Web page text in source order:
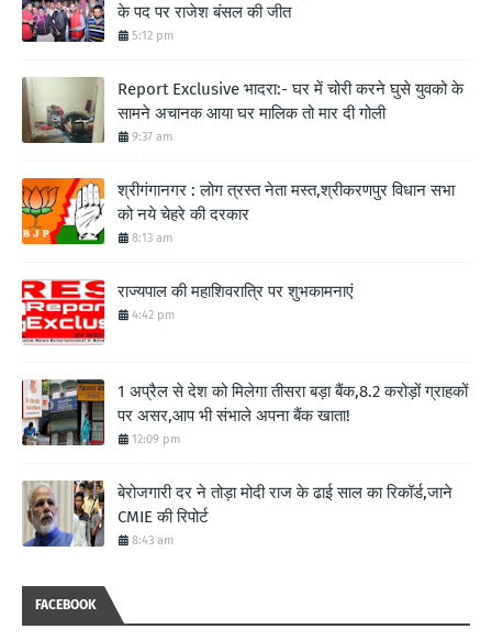
के पद पर राजेश बंसल की जीत
5:12 pm
Report Exclusive भादरा:- घर में चोरी करने घुसे युवको के
सामने अचानक आया घर मालिक तो मार दी गोली
9:37 am
श्रीगंगानगर : लोग त्रस्त नेता मस्त,श्रीकरणपुर विधान सभा
को नये चेहरे की दरकार
8:13 am
राज्यपाल की महाशिवरात्रि पर शुभकामनाएं
4:42 pm
1 अप्रैल से देश को मिलेगा तीसरा बड़ा बैंक,8.2 करोड़ों ग्राहकों
पर असर,आप भी संभाले अपना बैंक खाता!
12:09 pm
बेरोजगारी दर ने तोड़ा मोदी राज के ढाई साल का रिकॉर्ड,जाने
CMIE की रिपोर्ट
8:43 am
FACEBOOK